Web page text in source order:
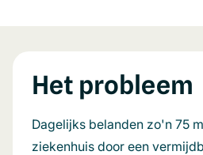
Het probleem
Dagelijks belanden zo'n 75
ziekenhuis door een